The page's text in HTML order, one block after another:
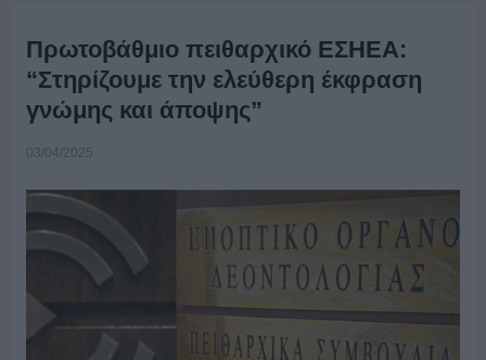
Πρωτοβάθμιο πειθαρχικό ΕΣΗΕΑ:
“Στηρίζουμε την ελεύθερη έκφραση
γνώμης και άποψης”
03/04/2025